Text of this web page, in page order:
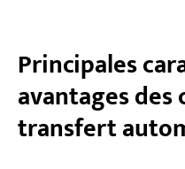
Principales
avantages
transfert